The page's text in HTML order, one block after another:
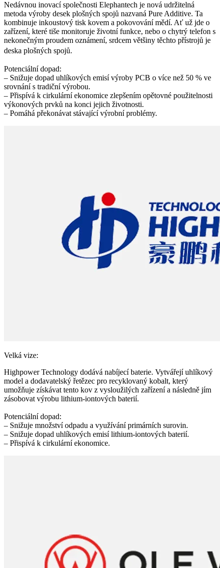
Nedávnou inovací společnosti Elephantech je nová udržitelná
metoda výroby desek plošných spojů nazvaná Pure Additive. Ta
kombinuje inkoustový tisk kovem a pokovování mědí. Ať už jde o
zařízení, které tiše monitoruje životní funkce, nebo o chytrý telefon s
nekonečným proudem oznámení, srdcem většiny těchto přístrojů je
deska plošných spojů.
Potenciální dopad:
– Snižuje dopad uhlíkových emisí výroby PCB o více než 50 % ve
srovnání s tradiční výrobou.
– Přispívá k cirkulární ekonomice zlepšením opětovné použitelnosti
výkonových prvků na konci jejich životnosti.
– Pomáhá překonávat stávající výrobní problémy.
Velká vize:
Highpower Technology dodává nabíjecí baterie. Vytvářejí uhlíkový
model a dodavatelský řetězec pro recyklovaný kobalt, který
umožňuje získávat tento kov z vysloužilých zařízení a následně jím
zásobovat výrobu lithium-iontových baterií.
Potenciální dopad:
– Snižuje množství odpadu a využívání primárních surovin.
– Snižuje dopad uhlíkových emisí lithium-iontových baterií.
– Přispívá k cirkulární ekonomice.